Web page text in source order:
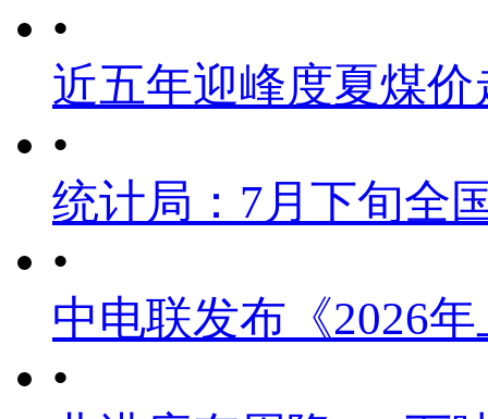
•
近五年迎峰度夏煤价
•
统计局：7月下旬全
•
中电联发布《2026
•